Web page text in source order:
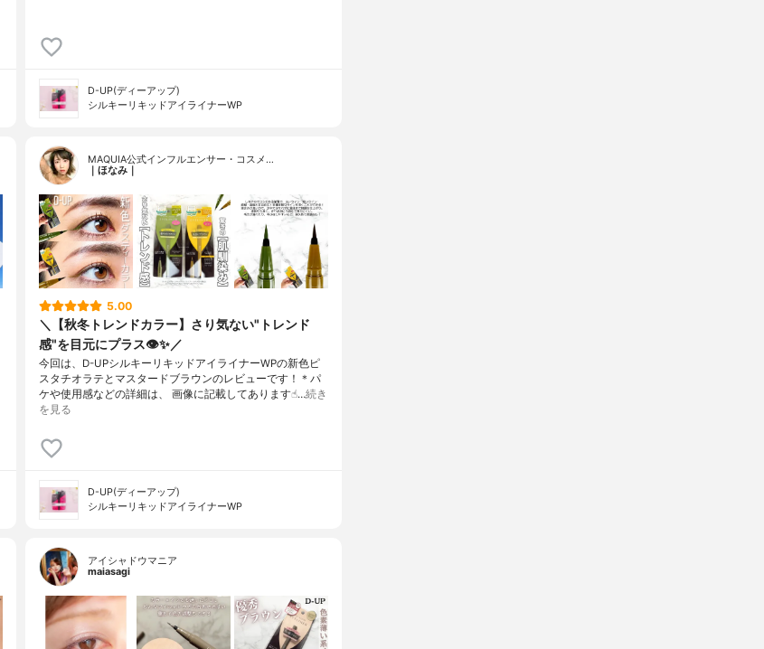
D-UP(ディーアップ)
シルキーリキッドアイライナーWP
MAQUIA公式インフルエンサー・コスメ…
｜ほなみ｜
5.00
＼【秋冬トレンドカラー】さり気ない"トレンド
感"を目元にプラス👁✨／
今回は、D-UPシルキーリキッドアイライナーWPの新色ピ
スタチオラテとマスタードブラウンのレビューです！＊パ
ケや使用感などの詳細は、 画像に記載してあります☝︎…続き
を見る
D-UP(ディーアップ)
シルキーリキッドアイライナーWP
アイシャドウマニア
maiasagi